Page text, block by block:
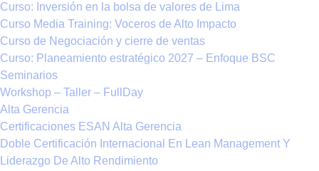
Curso: Inversión en la bolsa de valores de Lima
Curso Media Training: Voceros de Alto Impacto
Curso de Negociación y cierre de ventas
Curso: Planeamiento estratégico 2027 – Enfoque BSC
Seminarios
Workshop – Taller – FullDay
Alta Gerencia
Certificaciones ESAN Alta Gerencia
Doble Certificación Internacional En Lean Management Y
Liderazgo De Alto Rendimiento